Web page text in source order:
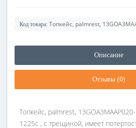
Код товара: Топкейс, palmrest,
Описание
Отзывы (0)
Топкейс, palmrest,
1225c , с трещиной, имеет